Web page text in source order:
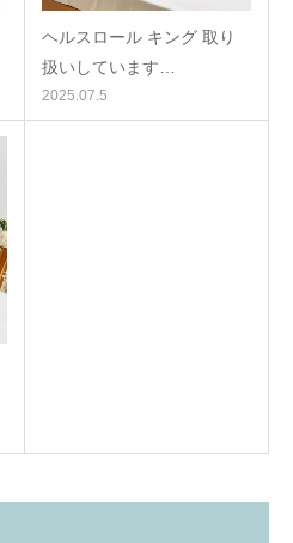
ヘルスロール キング 取り
扱いしています…
2025.07.5